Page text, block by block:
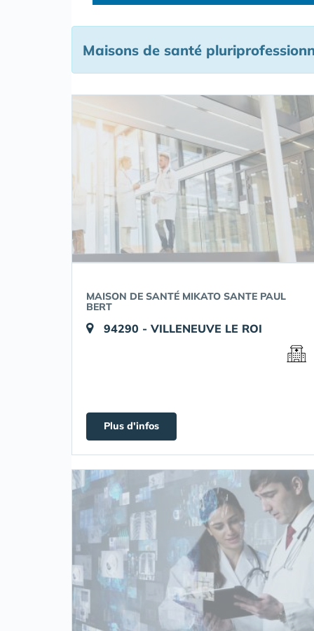
Maisons de santé
MAISON DE SANTÉ MIKATO SANTE PAUL
BERT
94290 - VILLENEUVE LE ROI
Plus d'infos